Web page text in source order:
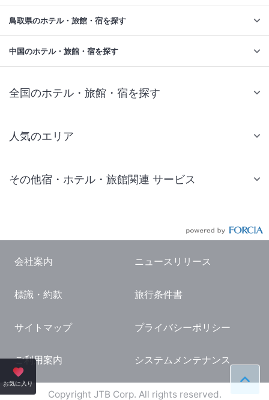
お気に入り ペー
鳥取県のホテル・旅館・宿を探す
中国のホテル・旅館・宿を探す
全国のホテル・旅館・宿を探す
人気のエリア
仙台 ホテル
東京ドーム ホテル
横浜 ホテル
熱海 ホテル
京都 ホテル
大阪 ホテル
その他宿・ホテル・旅館関連 サービス
国内観光ガイド
旅行・観光情報
会社案内 ニュースリリース
標識・約款 旅行条件書
サイトマップ プライバシーポリシー
ご利用案内 システムメンテナンス
Copyright JTB Corp. All rights reserved.